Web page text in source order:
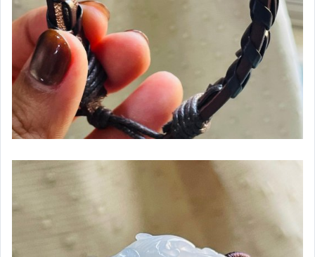
貔貅
龍牌／龍鳳牌／鳳牌
其它